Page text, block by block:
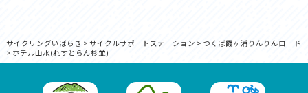
サイクリングいばらき > サイクルサポートステーション > つくば霞ヶ浦りんりんロード
> ホテル山水(れすとらん杉並)